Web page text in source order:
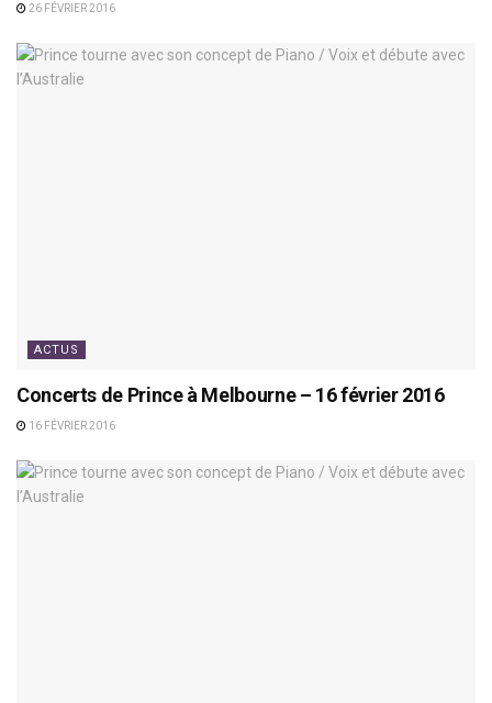
26 FÉVRIER 2016
ACTUS
Concerts de Prince à Melbourne – 16 février 2016
16 FÉVRIER 2016